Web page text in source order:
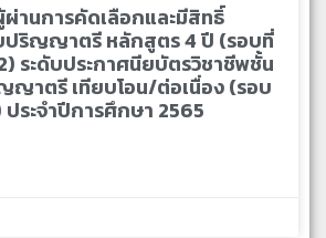
านการคัดเลือกและมีสิทธิ์
ปริญญาตรี หลักสูตร 4 ปี (รอบที่
ระดับประกาศนียบัตรวิชาชีพชั้น
ญาตรี เทียบโอน/ต่อเนื่อง (รอบ
ระจำปีการศึกษา 2565